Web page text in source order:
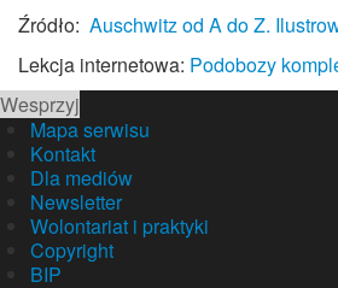
Źródło: Auschwitz od A do Z.
Lekcja internetowa: Podobozy
Wesprzyj
Mapa serwisu
Kontakt
Dla mediów
Newsletter
Wolontariat i praktyki
Copyright
BIP